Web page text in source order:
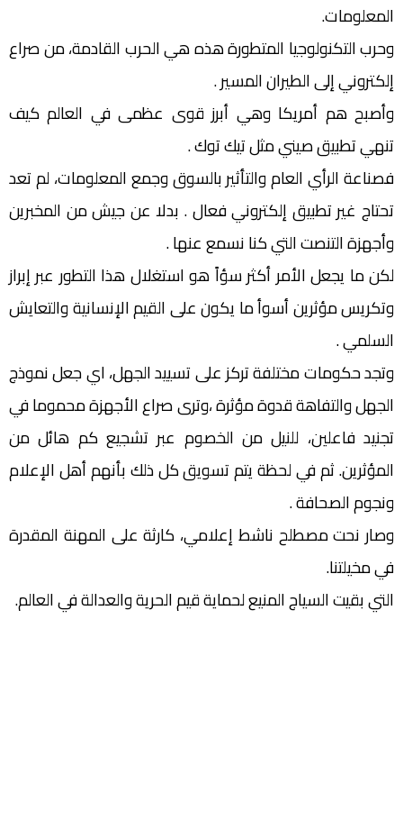
المعلومات.
وحرب التكنولوجيا المتطورة هذه هي الحرب القادمة، من صراع
إلكتروني إلى الطيران المسير .
وأصبح هم أمريكا وهي أبرز قوى عظمى في العالم كيف
تنهي تطبيق صيني مثل تيك توك .
فصناعة الرأي العام والتأثير بالسوق وجمع المعلومات، لم تعد
تحتاج غير تطبيق إلكتروني فعال . بدلا عن جيش من المخبرين
وأجهزة التنصت التي كنا نسمع عنها .
لكن ما يجعل الأمر أكثر سؤاً هو استغلال هذا التطور عبر إبراز
وتكريس مؤثرين أسوأ ما يكون على القيم الإنسانية والتعايش
السلمي .
وتجد حكومات مختلفة تركز على تسييد الجهل، اي جعل نموذج
الجهل والتفاهة قدوة مؤثرة ،وترى صراع الأجهزة محموما في
تجنيد فاعلين، للنيل من الخصوم عبر تشجيع كم هائل من
المؤثرين. ثم في لحظة يتم تسويق كل ذلك بأنهم أهل الإعلام
ونجوم الصحافة .
وصار نحت مصطلح ناشط إعلامي، كارثة على المهنة المقدرة
في مخيلتنا.
التي بقيت السياج المنيع لحماية قيم الحرية والعدالة في العالم.